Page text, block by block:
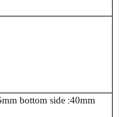
bottom side :40mm